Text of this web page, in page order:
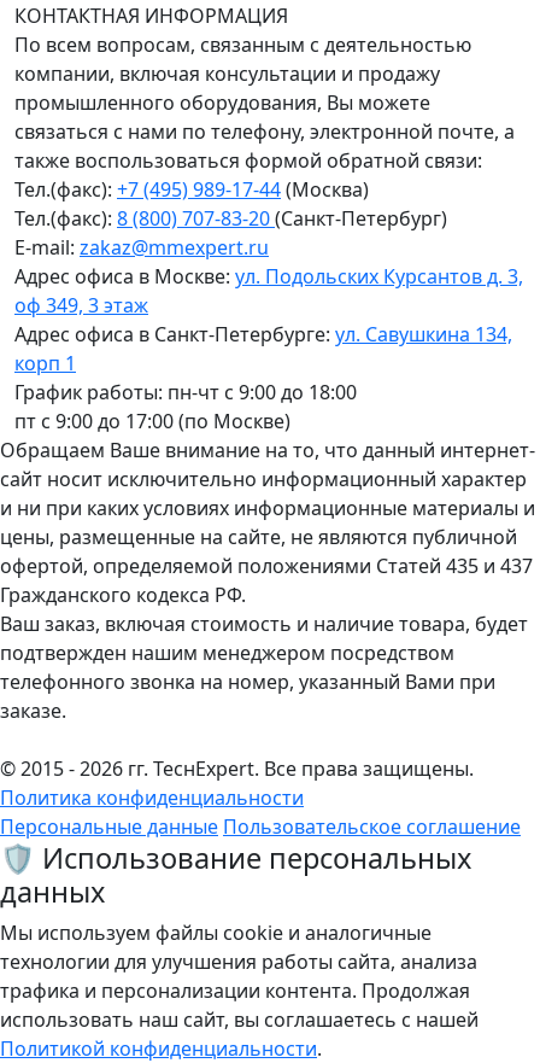
КОНТАКТНАЯ ИНФОРМАЦИЯ
По всем вопросам, связанным с деятельностью
компании, включая консультации и продажу
промышленного оборудования, Вы можете
связаться с нами по телефону, электронной почте, а
также воспользоваться формой обратной связи:
Тел.(факс): +7 (495) 989-17-44(Москва)
Тел.(факс): 8 (800) 707-83-20(Санкт-Петербург)
E-mail: zakaz@mmexpert.ru
Адрес офиса в Москве: ул. Подольских Курсантов д. 3,
оф 349, 3 этаж
Адрес офиса в Санкт-Петербурге: ул. Савушкина 134,
корп 1
График работы: пн-чт с 9:00 до 18:00
пт с 9:00 до 17:00 (по Москве)
Обращаем Ваше внимание на то, что данный интернет-
сайт носит исключительно информационный характер
и ни при каких условиях информационные материалы и
цены, размещенные на сайте, не являются публичной
офертой, определяемой положениями Статей 435 и 437
Гражданского кодекса РФ.
Ваш заказ, включая стоимость и наличие товара, будет
подтвержден нашим менеджером посредством
телефонного звонка на номер, указанный Вами при
заказе.
© 2015 - 2026 гг. ТеcнExpert. Все права защищены.
Политика конфиденциальности
Персональные данные Пользовательское соглашение
🛡️ Использование персональных
данных
Мы используем файлы cookie и аналогичные
технологии для улучшения работы сайта, анализа
трафика и персонализации контента. Продолжая
использовать наш сайт, вы соглашаетесь с нашей
Политикой конфиденциальности.